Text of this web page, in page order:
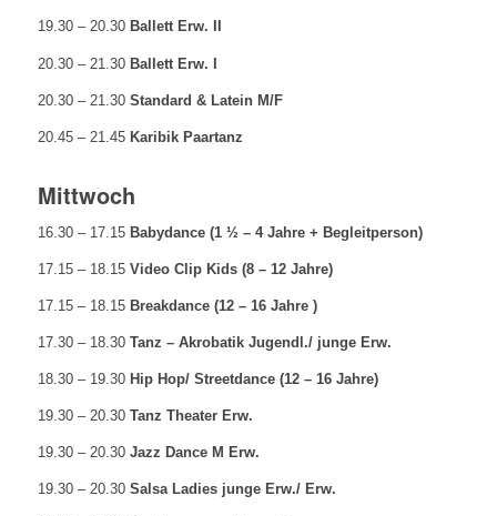
19.30 – 20.30 Ballett Erw. II
20.30 – 21.30 Ballett Erw. I
20.30 – 21.30 Standard & Latein M/F
20.45 – 21.45 Karibik Paartanz
Mittwoch
16.30 – 17.15 Babydance (1 ½ – 4 Jahre + Begleitperson)
17.15 – 18.15 Video Clip Kids (8 – 12 Jahre)
17.15 – 18.15 Breakdance (12 – 16 Jahre )
17.30 – 18.30 Tanz – Akrobatik Jugendl./ junge Erw.
18.30 – 19.30 Hip Hop/ Streetdance (12 – 16 Jahre)
19.30 – 20.30 Tanz Theater Erw.
19.30 – 20.30 Jazz Dance M Erw.
19.30 – 20.30 Salsa Ladies junge Erw./ Erw.